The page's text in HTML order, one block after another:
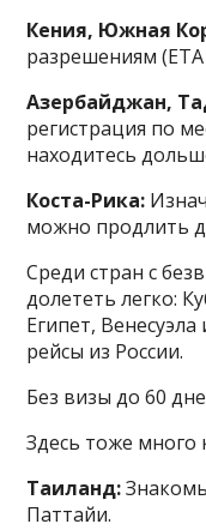
Кения, Южная
разрешениям
Азербайджан,
регистрация по
находитесь
Коста-Рика:
можно продлить
Среди стран с
долететь легко:
Египет,
рейсы из России.
Без визы до 60
Здесь тоже много
Таиланд:
Паттайи.